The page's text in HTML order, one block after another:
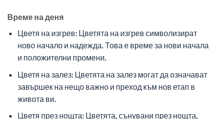
Време на деня
Цветя на изгрев: Цветята на изгрев символизират
ново начало и надежда. Това е време за нови начала
и положителни промени.
Цветя на залез: Цветята на залез могат да означават
завършек на нещо важно и преход към нов етап в
живота ви.
Цветя през нощта: Цветята, сънувани през нощта,